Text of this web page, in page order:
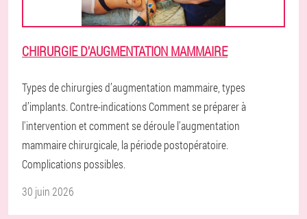
CHIRURGIE D'AUGMENTATION MAMMAIRE
Types de chirurgies d’augmentation mammaire, types
d’implants. Contre-indications Comment se préparer à
l'intervention et comment se déroule l'augmentation
mammaire chirurgicale, la période postopératoire.
Complications possibles.
30 juin 2026